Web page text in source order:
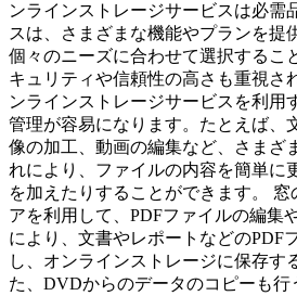
ンラインストレージサービスは必需
スは、さまざまな機能やプランを提
個々のニーズに合わせて選択するこ
キュリティや信頼性の高さも重視さ
ンラインストレージサービスを利用
管理が容易になります。たとえば、
像の加工、動画の編集など、さまざ
れにより、ファイルの内容を簡単に
を加えたりすることができます。 窓
アを利用して、PDFファイルの編集
により、文書やレポートなどのPDF
し、オンラインストレージに保存す
た、DVDからのデータのコピーも行